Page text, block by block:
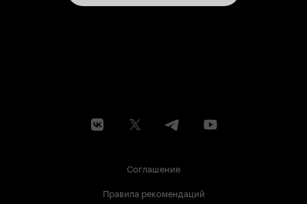
Соглашение
Правила рекомендаций